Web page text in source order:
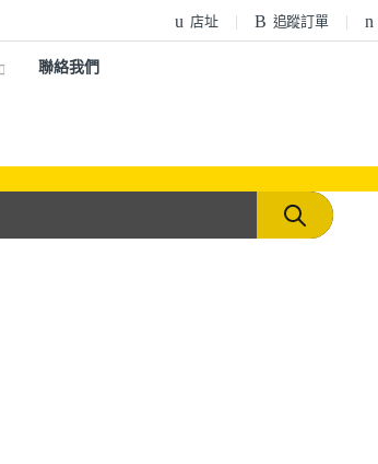
店址 追蹤訂單
聯絡我們